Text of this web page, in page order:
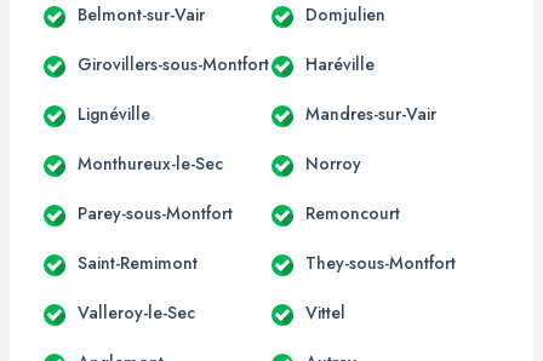
Belmont-sur-Vair Domjulien
Girovillers-sous-Montfort Haréville
Lignéville Mandres-sur-Vair
Monthureux-le-Sec Norroy
Parey-sous-Montfort Remoncourt
Saint-Remimont They-sous-Montfort
Valleroy-le-Sec Vittel